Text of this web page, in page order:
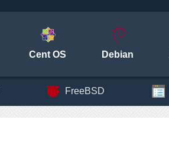
Cent OS Debian
FreeBSD